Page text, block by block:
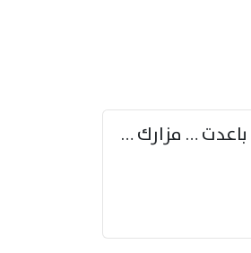
حننت إلى ريّا ونفسك باعدت … مزارك من ريّا وشعباكما معا